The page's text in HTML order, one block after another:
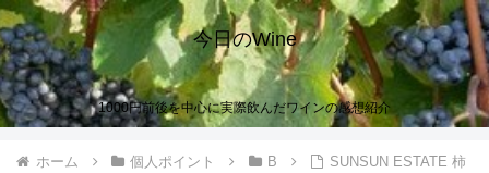
今日のWine
1000円前後を中心に実際飲んだワインの感想紹介
ホーム 個人ポイント B
SUNSUN ESTATE 柿